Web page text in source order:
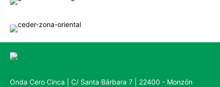
Onda Cero Cinca | C/ Santa Bárbara 7 | 22400 - Monzón